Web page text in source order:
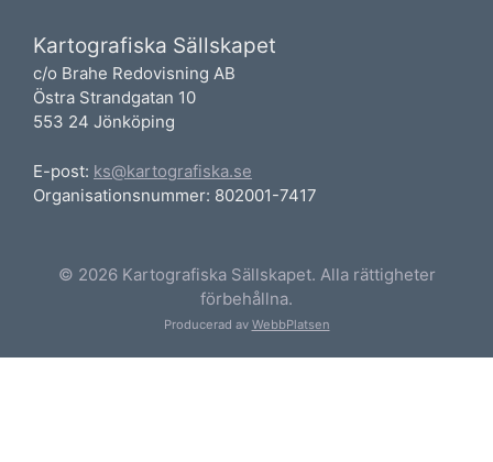
Kartografiska Sällskapet
c/o Brahe Redovisning AB
Östra Strandgatan 10
553 24 Jönköping
E-post: ks@kartografiska.se
Organisationsnummer: 802001-7417
© 2026 Kartografiska Sällskapet. Alla rättigheter
förbehållna.
Producerad av WebbPlatsen